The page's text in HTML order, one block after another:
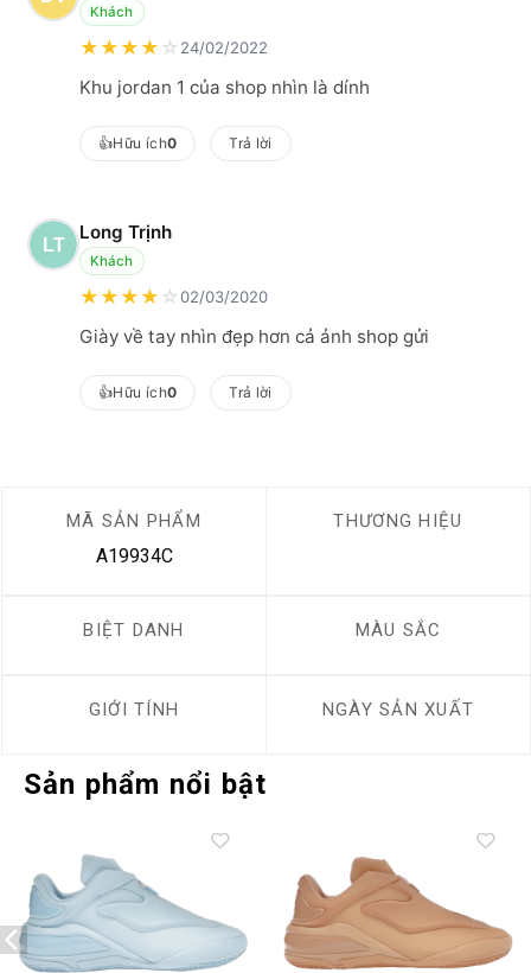
Khách
★ ★ ★ ★ ☆ 24/02/2022
Khu jordan 1 của shop nhìn là dính
👍Hữu ích0 Trả lời
Long Trịnh
Khách
★ ★ ★ ★ ☆02/03/2020
Giày về tay nhìn đẹp hơn cả ảnh shop gửi
👍Hữu ích0 Trả lời
MÃ SẢN PHẨM
A19934C
THƯƠNG HIỆU
BIỆT DANH MÀU SẮC
GIỚI TÍNH NGÀY SẢN XUẤT
Sản phẩm nổi bật
Add to
wishlist
Add to
wishlist